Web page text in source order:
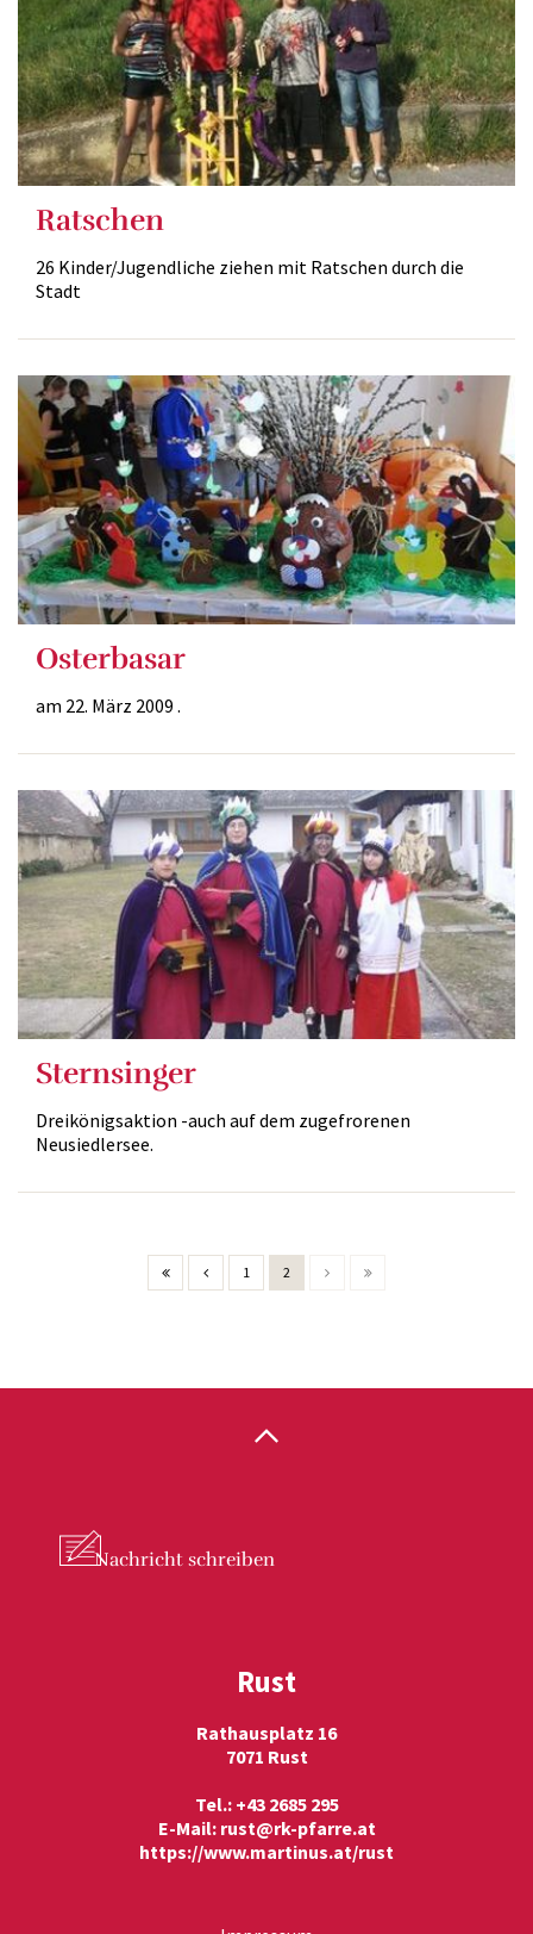
Ratschen
26 Kinder/Jugendliche ziehen mit Ratschen durch die
Stadt
Osterbasar
am 22. März 2009 .
Sternsinger
Dreikönigsaktion -auch auf dem zugefrorenen
Neusiedlersee.
1 2
Nachricht schreiben
Rust
Rathausplatz 16
7071 Rust
Tel.: +43 2685 295
E-Mail: rust@rk-pfarre.at
https://www.martinus.at/rust